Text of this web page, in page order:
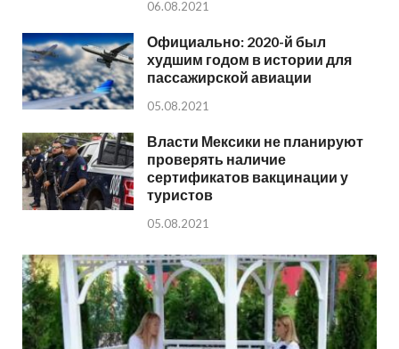
06.08.2021
Официально: 2020-й был
худшим годом в истории для
пассажирской авиации
05.08.2021
Власти Мексики не планируют
проверять наличие
сертификатов вакцинации у
туристов
05.08.2021